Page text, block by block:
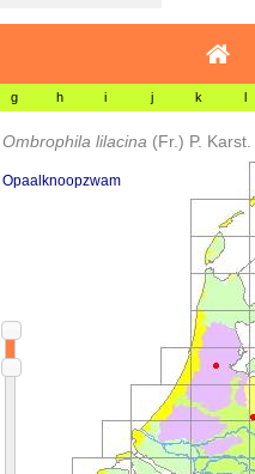
g h i j k l
Ombrophila lilacina (Fr.) P. Karst.
Opaalknoopzwam